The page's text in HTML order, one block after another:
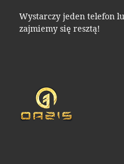
Wystarczy jeden telefon
zajmiemy się resztą!